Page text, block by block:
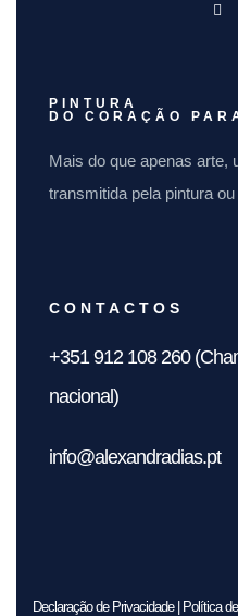
PINTURA
DO CORAÇÃO
Mais do que apenas arte,
transmitida pela pintura
CONTACTOS
+351 912 108 260
nacional)
info@alexandradias.pt
Declaração de Privacidade| Política